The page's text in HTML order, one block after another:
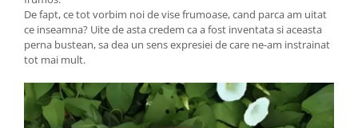
De fapt, ce tot vorbim noi de vise frumoase, cand parca am uitat
ce inseamna? Uite de asta credem ca a fost inventata si aceasta
perna bustean, sa dea un sens expresiei de care ne-am instrainat
tot mai mult.